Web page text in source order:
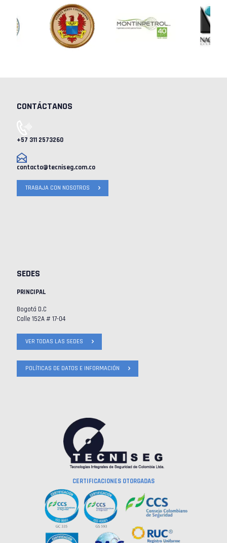
CONTÁCTANOS
+57 311 2573260
contacto@tecniseg.com.co
TRABAJA CON NOSOTROS
SEDES
PRINCIPAL
Bogotá D.C
Calle 152A # 17-04
VER TODAS LAS SEDES
POLÍTICAS DE DATOS E INFORMACIÓN
CERTIFICACIONES OTORGADAS